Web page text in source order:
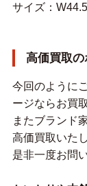
サイズ：
高価買取の
今回のように
ージならお買
またブランド
高価買取いた
是非一度お問